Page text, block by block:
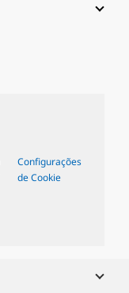
Configurações
de Cookie